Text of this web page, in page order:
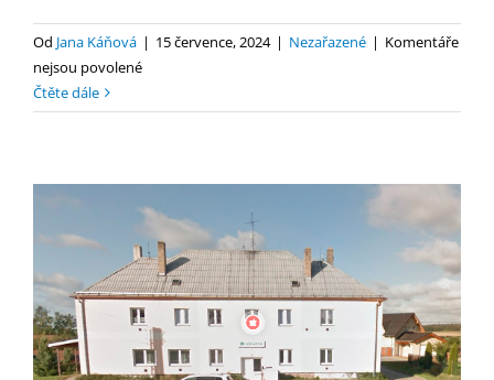
Od Jana Káňová | 15 července, 2024 | Nezařazené | Komentáře
nejsou povolenéu
s
–
MUDr.
Švehlová
Čtěte dále